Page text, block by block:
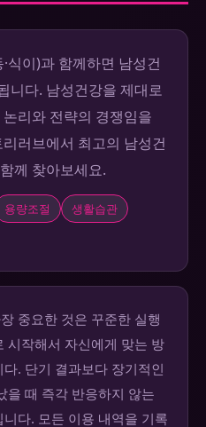
식이)과 함께하면 남성건
니다. 남성건강을 제대로
리와 전략의 경쟁임을
러브에서 최고의 남성건
께 찾아보세요.
용량조절
생활습관
중요한 것은 꾸준한 실행
시작해서 자신에게 맞는 방
. 단기 결과보다 장기적인
을 때 즉각 반응하지 않는
다. 모든 이용 내역을 기록